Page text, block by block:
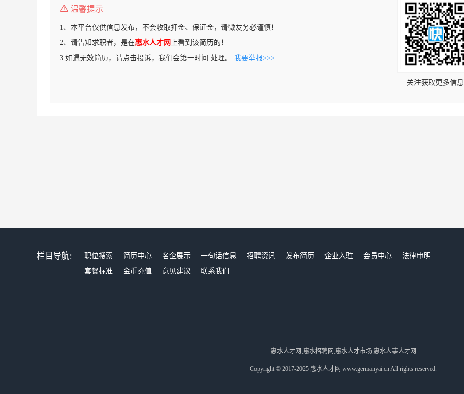
温馨提示
1、本平台仅供信息发布，不会收取押金、保证金，请微友务必谨慎！
2、请告知求职者，是在惠水人才网 上看到该简历的！
3.如遇无效简历，请点击投诉，我们会第一时间 处理。 我要举报>>>
关注获取更多信息
栏目导航: 职位搜索 简历中心 名企展示 一句话信息 招聘资讯 发布简历 企业入驻 会员中心
法律申明
套餐标准
金币充值 意见建议 联系我们
惠水人才网,惠水招聘网,惠水人才市场,惠水人事人才网
Copyright © 2017-2025 惠水人才网 www.germanyai.cn All rights reserved.